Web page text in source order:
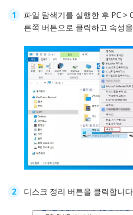
파일 탐색기를 실행한 후 PC >
른쪽 버튼으로 클릭하고 속성
디스크 정리 버튼을 클릭합니